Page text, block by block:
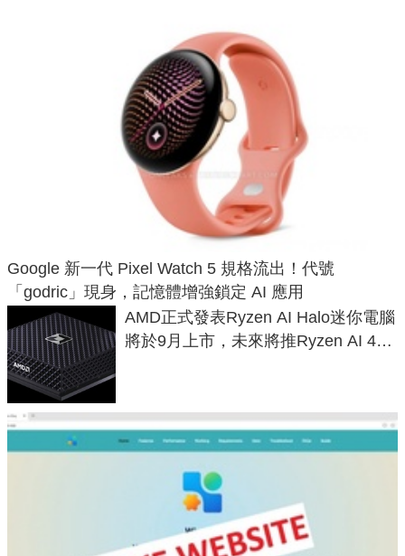
Google 新一代 Pixel Watch 5 規格流出！代號
「godric」現身，記憶體增強鎖定 AI 應用
AMD正式發表Ryzen AI Halo迷你電腦
將於9月上市，未來將推Ryzen AI 400